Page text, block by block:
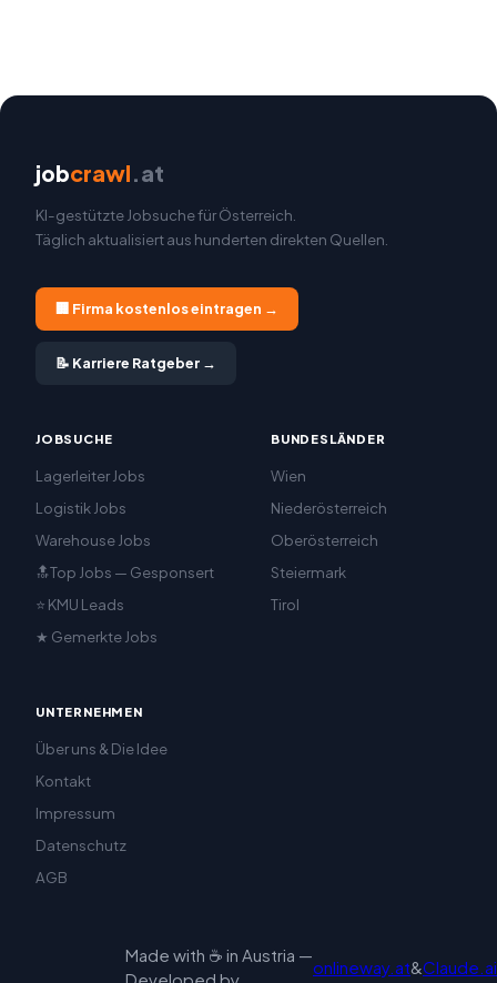
jobcrawl.at
KI-gestützte Jobsuche für Österreich.
Täglich aktualisiert aus hunderten direkten Quellen.
🏢 Firma kostenlos eintragen →
📝 Karriere Ratgeber →
JOBSUCHE
Lagerleiter Jobs
Logistik Jobs
Warehouse Jobs
🔝Top Jobs — Gesponsert
⭐ KMU Leads
★ Gemerkte Jobs
BUNDESLÄNDER
Wien
Niederösterreich
Oberösterreich
Steiermark
Tirol
UNTERNEHMEN
Über uns & Die Idee
Kontakt
Impressum
Datenschutz
AGB
Made with ☕ in Austria —
onlineway.at&Claude.ai